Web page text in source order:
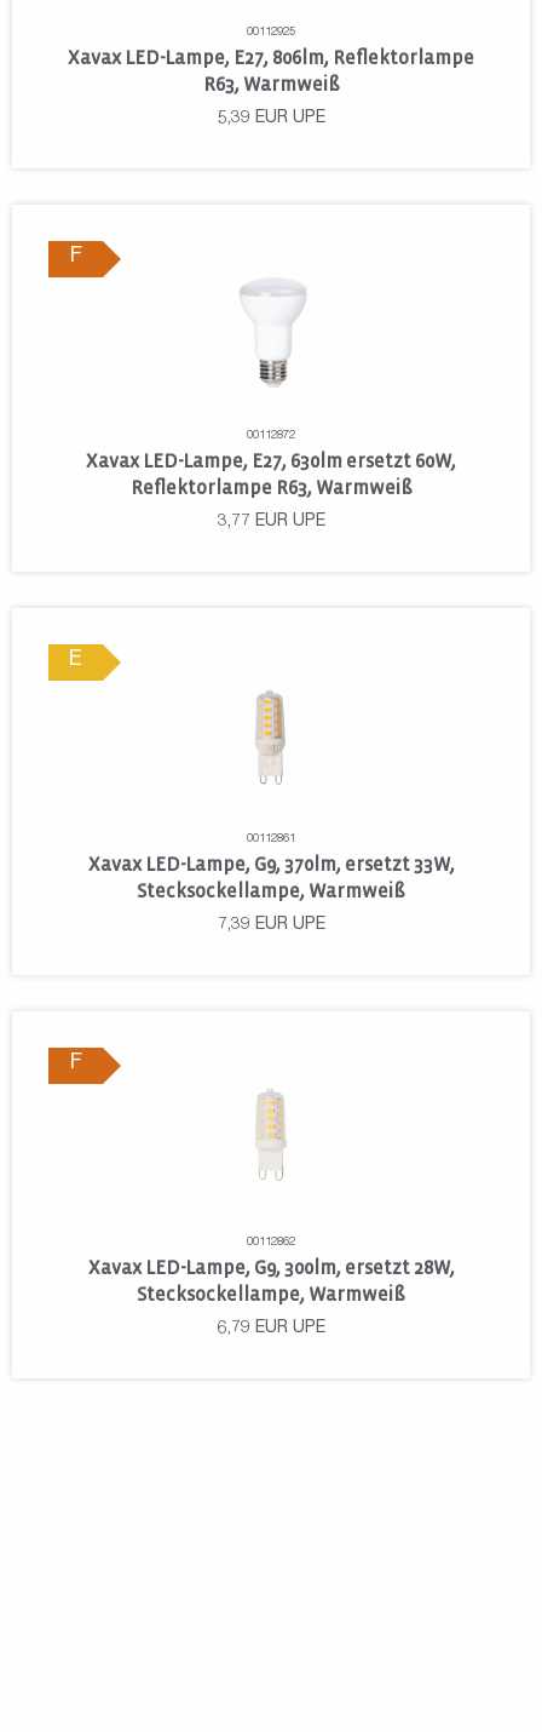
00112925
Xavax LED-Lampe, E27, 806lm, Reflektorlampe
R63, Warmweiß
5,39 EUR UPE
F
00112872
Xavax LED-Lampe, E27, 630lm ersetzt 60W,
Reflektorlampe R63, Warmweiß
3,77 EUR UPE
E
00112861
Xavax LED-Lampe, G9, 370lm, ersetzt 33W,
Stecksockellampe, Warmweiß
7,39 EUR UPE
F
00112862
Xavax LED-Lampe, G9, 300lm, ersetzt 28W,
Stecksockellampe, Warmweiß
6,79 EUR UPE